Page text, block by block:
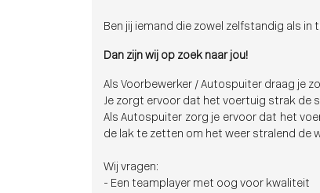
Ben jij iemand die zowel zelfstandig als
Dan zijn wij op zoek naar jou!
Als Voorbewerker / Autospuiter draag je
Je zorgt ervoor dat het voertuig strak de
Als Autospuiter zorg je ervoor dat het
de lak te zetten om het weer stralend de
Wij vragen:
- Een teamplayer met oog voor kwaliteit